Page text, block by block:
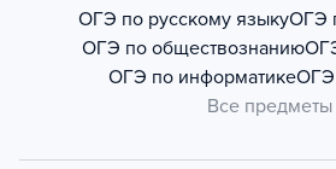
ОГЭ по русскому языкуОГЭ
ОГЭ по обществознанию
ОГЭ по информатикеОГЭ
Все предметы